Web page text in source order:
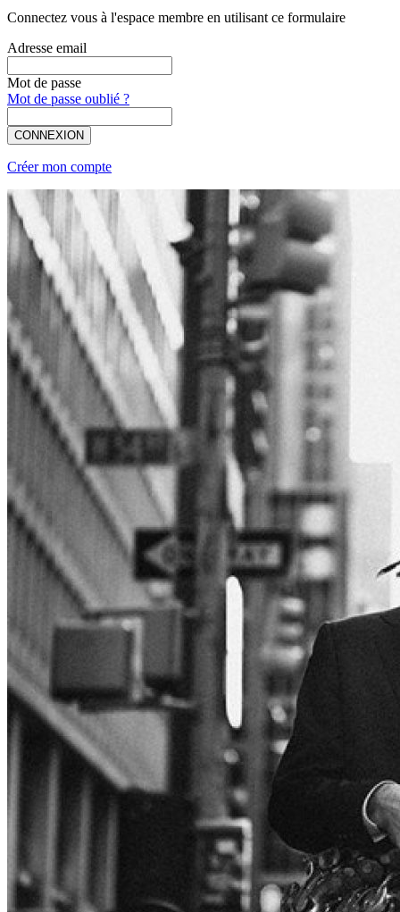
Connectez vous à l'espace membre en utilisant ce formulaire
Adresse email
Mot de passe
Mot de passe oublié ?
CONNEXION
Créer mon compte